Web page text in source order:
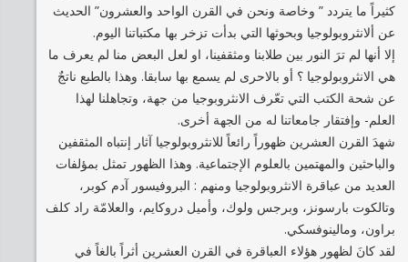
كثيراً ما يتردد ” وخاصة ونحن في القرن الواحد والعشرون” الحديث
عن ألانثروبولوجيا وبحوثها التي بدأت تزخر بها مكتباتنا اليوم.
إلا أنها لم ترَ النور بين طلابنا ومثقفينا، او لعل البعض منا لم يعرف ما
هي الانثروبولوجيا ؟ أو بالاحرى لم يسمع بها سابقا. وهذا بالطبع ناتجٌ
عن شحة الكتب التي تعّرف الانثروبوجيا من جهة، وتجاهلنا لهذا
العلم- وإفتقار جامعاتنا له من الجهة أخرى.
شهدَ القرن العشرين ظهوراً رائعاً للانثروبولوجيا آثار إنتباه المثقفين
والباحثين والمهتمين بالعلوم الإجتماعية. وهذا الظهور تمثل بمؤلفات
العديد من عباقرة الانثروبولوجيا ومنهم : البروفيسور آدم كوبر،
وتالكوت بارسونز، وبرجس ولوك، وأميل دروكايم، والعلامّة راد كلف
براون، ومالينوفسكي.
لقد كانَ لظهور هؤلاء العباقرة في القرن العشرين أثراً بالغاً في